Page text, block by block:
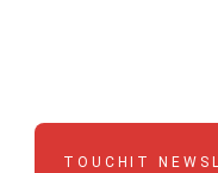
TOUCHIT